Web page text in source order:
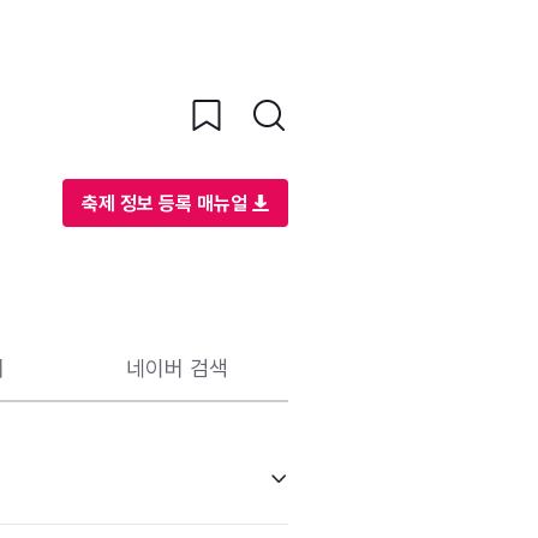
축제 정보 등록 매뉴얼
네이버 검색